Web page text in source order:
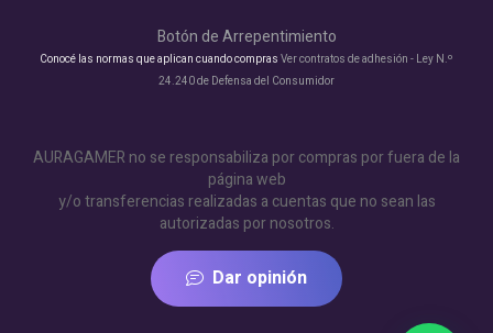
Botón de Arrepentimiento
Conocé las normas que aplican cuando compras Ver contratos de adhesión - Ley N.º
24.240 de Defensa del Consumidor
AURAGAMER no se responsabiliza por compras por fuera de la
página web
y/o transferencias realizadas a cuentas que no sean las
autorizadas por nosotros.
Dar opinión